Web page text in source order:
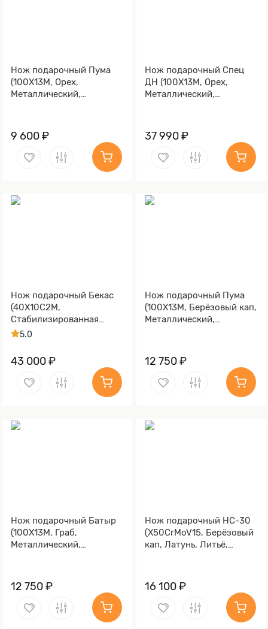
Нож подарочный Пума
(100Х13М, Орех,
Металлический,
9 600 ₽
Нож подарочный Спец
ДН (100Х13М, Орех,
Металлический,
37 990 ₽
Нож подарочный Бекас
(40Х10С2М,
Стабилизированная
карельская береза,
гарды и тыльника)
5.0
43 000 ₽
Нож подарочный Пума
(100Х13М, Берёзовый кап,
Металлический,
12 750 ₽
Нож подарочный Батыр
(100Х13М, Граб,
Металлический,
12 750 ₽
Нож подарочный НС-30
(X50CrMoV15, Берёзовый
кап, Латунь, Литьё,
16 100 ₽